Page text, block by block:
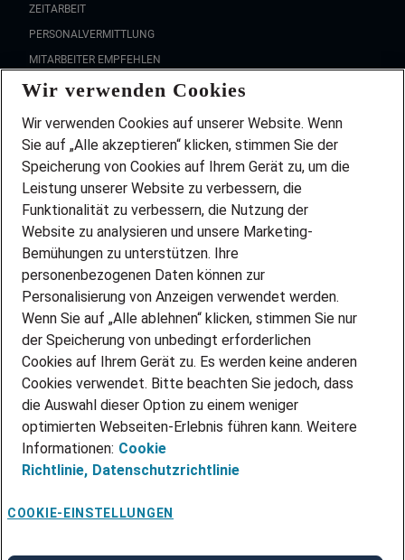
ZEITARBEIT
PERSONALVERMITTLUNG
MITARBEITER EMPFEHLEN
FAQ
Wir stellen ein!
DEINE BERUFSGRUPPE
DEINE LEBENSSITUATION
PARTNERSHIP WITH AIRBUS
INITIATIV BEWERBEN
ÜBER UNS
STANDORTE
BLOG
PRESSE
KONTAKT
@Adecco 2026
IMPRESSUM
DATENSCHUTZ
NUTZUNGSBEDINGUNGEN
COOKIE-RICHTLINIEN
Wir verwenden Cookies
Wir verwenden Cookies auf unserer Website. Wenn
Sie auf „Alle akzeptieren“ klicken, stimmen Sie der
Speicherung von Cookies auf Ihrem Gerät zu, um die
Leistung unserer Website zu verbessern, die
Funktionalität zu verbessern, die Nutzung der
Website zu analysieren und unsere Marketing-
Bemühungen zu unterstützen. Ihre
personenbezogenen Daten können zur
Personalisierung von Anzeigen verwendet werden.
Wenn Sie auf „Alle ablehnen“ klicken, stimmen Sie nur
der Speicherung von unbedingt erforderlichen
Cookies auf Ihrem Gerät zu. Es werden keine anderen
Cookies verwendet. Bitte beachten Sie jedoch, dass
die Auswahl dieser Option zu einem weniger
optimierten Webseiten-Erlebnis führen kann. Weitere
Informationen: Cookie
Richtlinie, Datenschutzrichtlinie
COOKIE-EINSTELLUNGEN